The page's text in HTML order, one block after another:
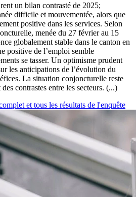
un bilan contrasté de 2025;
difficile et mouvementée, alors que
positive dans les services. Selon
menée du 27 février au 15
globalement stable dans le canton en
positive de l’emploi semble
se tasser. Un optimisme prudent
les anticipations de l’évolution du
La situation conjoncturelle reste
contrastes entre les secteurs. (...)
et tous les résultats de l'enquête